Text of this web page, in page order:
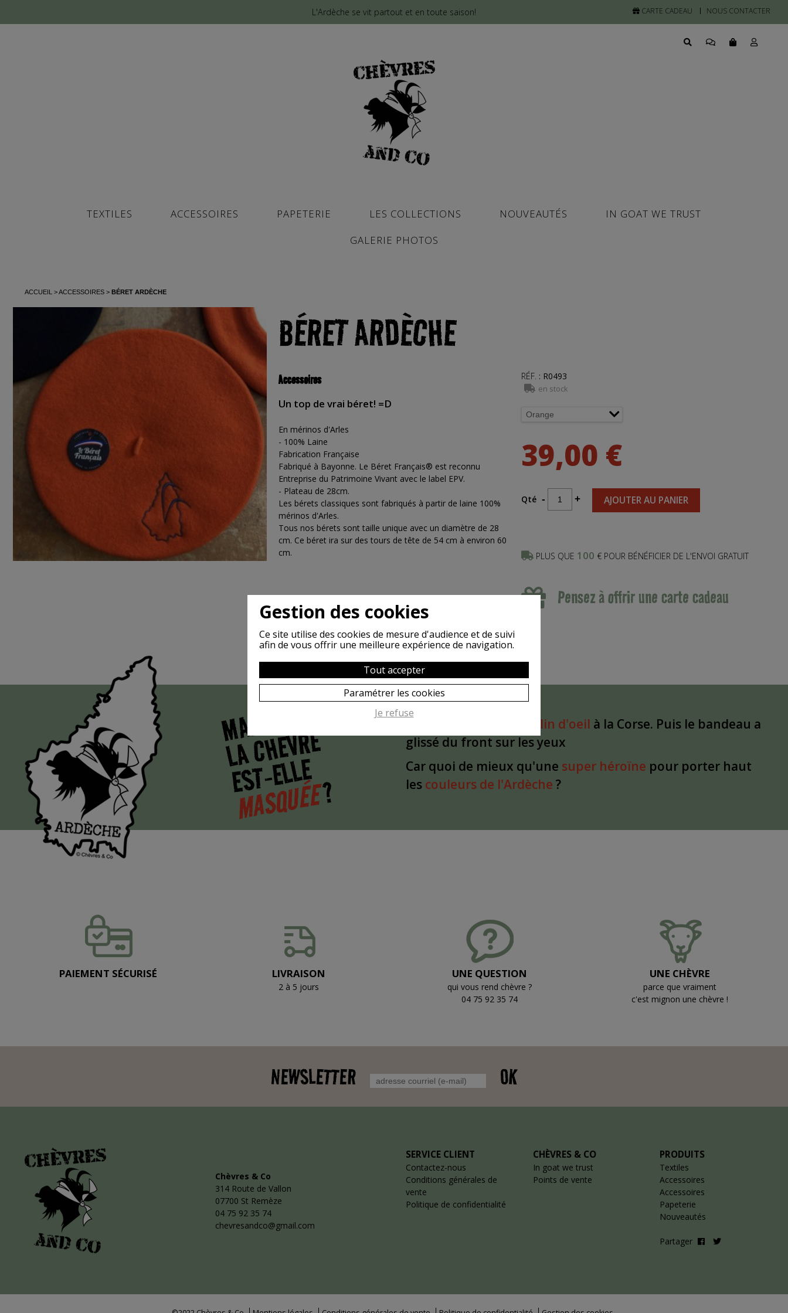
L'Ardèche se vit partout et en toute saison! CARTE CADEAU NOUS CONTACTER
TEXTILES ACCESSOIRES PAPETERIE LES COLLECTIONS NOUVEAUTÉS
IN GOAT WE TRUST
GALERIE PHOTOS
ACCUEIL ACCESSOIRES BÉRET ARDÈCHE
BÉRET ARDÈCHE
RÉF. : R0493
en stock
39,00 €
Qté - + AJOUTER AU PANIER
PLUS QUE 100 € POUR BÉNÉFICIER DE L'ENVOI GRATUIT
Pensez à offrir une carte cadeau
Accessoires
Un top de vrai béret! =D
En mérinos d'Arles
- 100% Laine
Fabrication Française
Fabriqué à Bayonne. Le Béret Français® est reconnu
Entreprise du Patrimoine Vivant avec le label EPV.
- Plateau de 28cm.
Les bérets classiques sont fabriqués à partir de laine 100%
mérinos d'Arles.
Tous nos bérets sont taille unique avec un diamètre de 28
cm. Ce béret ira sur des tours de tête de 54 cm à environ 60
cm.
MAISPOURQUOI
LA CHÈVRE
EST-ELLE
MASQUÉE?
clin d'oeil à la Corse. Puis le bandeau a
glissé du front sur les yeux
Car quoi de mieux qu'une super héroïne pour porter haut
les couleurs de l'Ardèche ?
PAIEMENT SÉCURISÉ LIVRAISON
2 à 5 jours
UNE QUESTION
qui vous rend chèvre ?
04 75 92 35 74
UNE CHÈVRE
parce que vraiment
c'est mignon une chèvre !
NEWSLETTER OK
Chèvres & Co
314 Route de Vallon
07700 St Remèze
04 75 92 35 74
chevresandco@gmail.com
SERVICE CLIENT
Contactez-nous
Conditions générales de
vente
Politique de confidentialité
CHÈVRES & CO
In goat we trust
Points de vente
PRODUITS
Textiles
Accessoires
Accessoires
Papeterie
Nouveautés
Partager
Gestion des cookies
Ce site utilise des cookies de mesure d'audience et de suivi
afin de vous offrir une meilleure expérience de navigation.
Tout accepter
Paramétrer les cookies
Je refuse